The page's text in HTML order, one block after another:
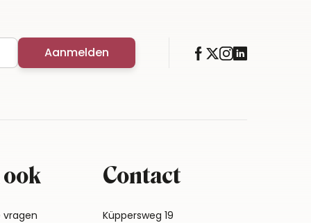
Aanmelden
vragen
Contact
Küppersweg 19